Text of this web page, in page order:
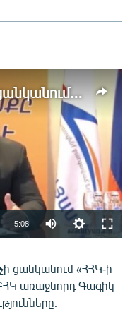
Հովիկ Աբրահամյանը չի ցանկանում «հոխորտանք» համարել Ծառուկյանի հայտարարությունը
available
5:08
ցանկանում «ՀՀԿ-ի
առաջնորդ Գագիկ